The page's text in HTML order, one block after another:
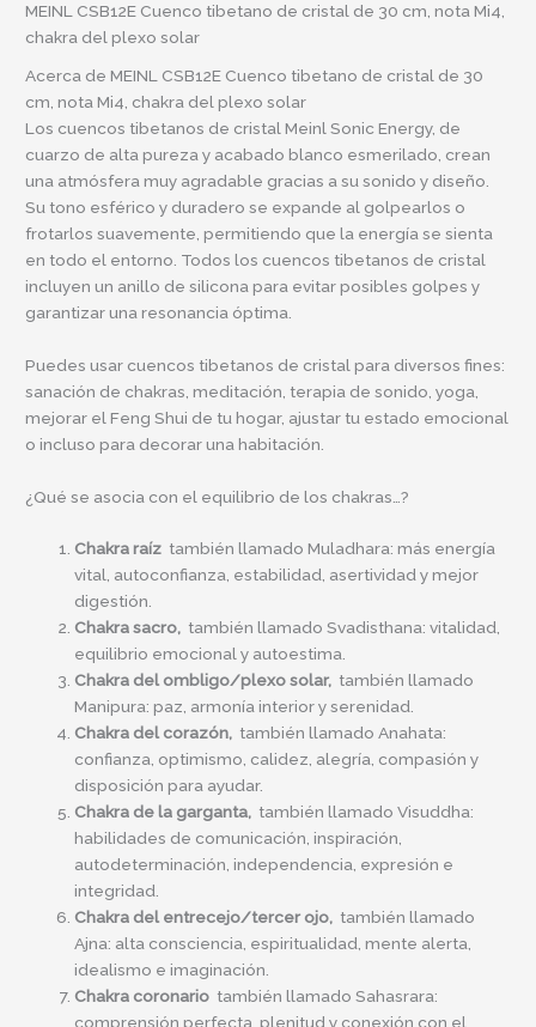
MEINL CSB12E Cuenco tibetano de cristal de 30 cm, nota Mi4,
chakra del plexo solar
Acerca de MEINL CSB12E Cuenco tibetano de cristal de 30
cm, nota Mi4, chakra del plexo solar
Los cuencos tibetanos de cristal Meinl Sonic Energy, de
cuarzo de alta pureza y acabado blanco esmerilado, crean
una atmósfera muy agradable gracias a su sonido y diseño.
Su tono esférico y duradero se expande al golpearlos o
frotarlos suavemente, permitiendo que la energía se sienta
en todo el entorno. Todos los cuencos tibetanos de cristal
incluyen un anillo de silicona para evitar posibles golpes y
garantizar una resonancia óptima.
Puedes usar cuencos tibetanos de cristal para diversos fines:
sanación de chakras, meditación, terapia de sonido, yoga,
mejorar el Feng Shui de tu hogar, ajustar tu estado emocional
o incluso para decorar una habitación.
¿Qué se asocia con el equilibrio de los chakras…?
Chakra raíz también llamado Muladhara: más energía
vital, autoconfianza, estabilidad, asertividad y mejor
digestión.
Chakra sacro, también llamado Svadisthana: vitalidad,
equilibrio emocional y autoestima.
Chakra del ombligo/plexo solar, también llamado
Manipura: paz, armonía interior y serenidad.
Chakra del corazón, también llamado Anahata:
confianza, optimismo, calidez, alegría, compasión y
disposición para ayudar.
Chakra de la garganta, también llamado Visuddha:
habilidades de comunicación, inspiración,
autodeterminación, independencia, expresión e
integridad.
Chakra del entrecejo/tercer ojo, también llamado
Ajna: alta consciencia, espiritualidad, mente alerta,
idealismo e imaginación.
Chakra coronario también llamado Sahasrara:
comprensión perfecta, plenitud y conexión con el